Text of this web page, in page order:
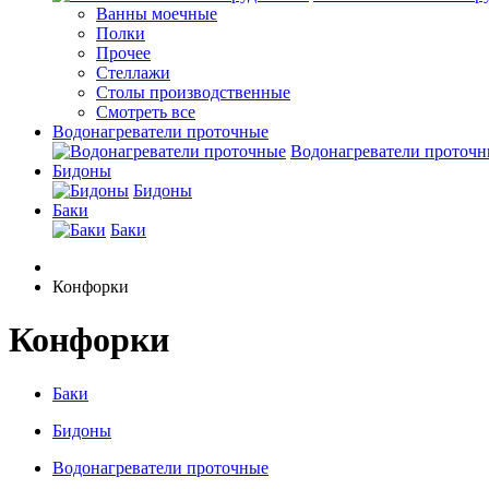
Ванны моечные
Полки
Прочее
Стеллажи
Столы производственные
Смотреть все
Водонагреватели проточные
Водонагреватели
Бидоны
Бидоны
Баки
Баки
Конфорки
Конфорки
Баки
Бидоны
Водонагреватели проточные